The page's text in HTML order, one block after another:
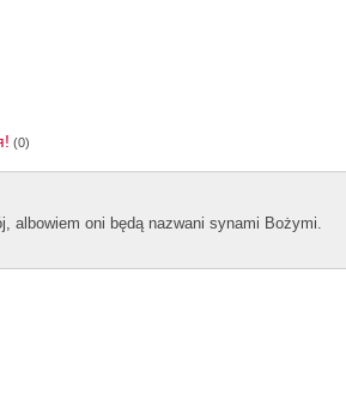
(0)
al­bowiem oni będą naz­wani syn­ami Bożymi.